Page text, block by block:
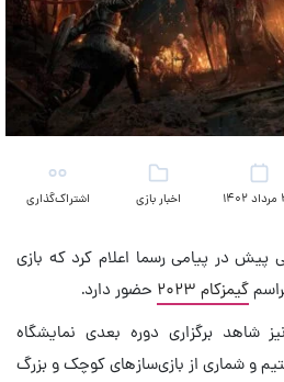
اخبار بازی اشتراک‌گذاری
در پیامی رسما اعلام کرد که بازی
گیمزکام ۲۰۲۳
حضور دارد.
شاهد برگزاری دوره بعدی نمایشگاه
و شماری از بازی‌سازهای کوچک و بزرگ